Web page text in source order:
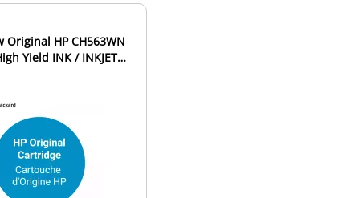
Original HP CH563WN
Yield INK / INKJET